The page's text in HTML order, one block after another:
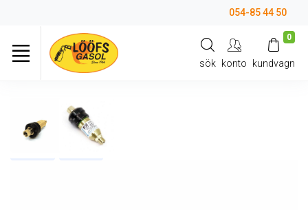
054-85 44 50
sök konto
0
kundvagn